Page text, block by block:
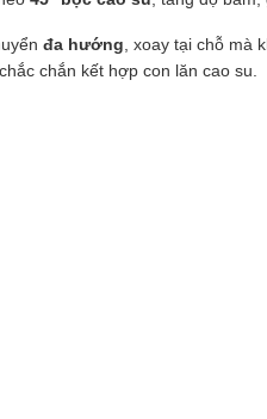
đa hướng , xoay tại chỗ mà
chắn kết hợp con lăn cao su.